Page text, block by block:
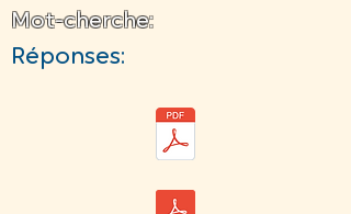
Mot-cherche:
Réponses: